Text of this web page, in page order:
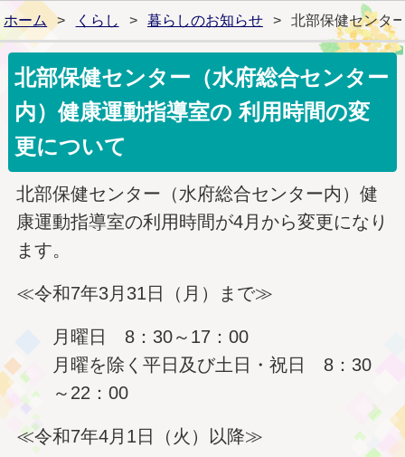
ホーム > くらし > 暮らしのお知らせ > 北部保健センタ
北部保健センター（水府総合センター
内）健康運動指導室の 利用時間の変
更について
北部保健センター（水府総合センター内）健
康運動指導室の利用時間が4月から変更になり
ます。
≪令和7年3月31日（月）まで≫
月曜日 8：30～17：00
月曜を除く平日及び土日・祝日 8：30
～22：00
≪令和7年4月1日（火）以降≫